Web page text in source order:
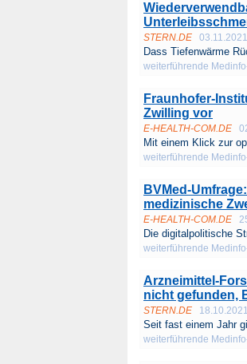
STERN.DE
Dass Tiefenwärme
weiterführende
Fraunhofer-
Zwilling vor
E-HEALTH-COM.DE
Mit einem Klick zur
weiterführende
BVMed-
medizinische
E-HEALTH-COM.DE
Die digitalpolitische
weiterführende
Arzneimittel-
nicht gefunden,
STERN.DE
Seit fast einem Jahr
weiterführende